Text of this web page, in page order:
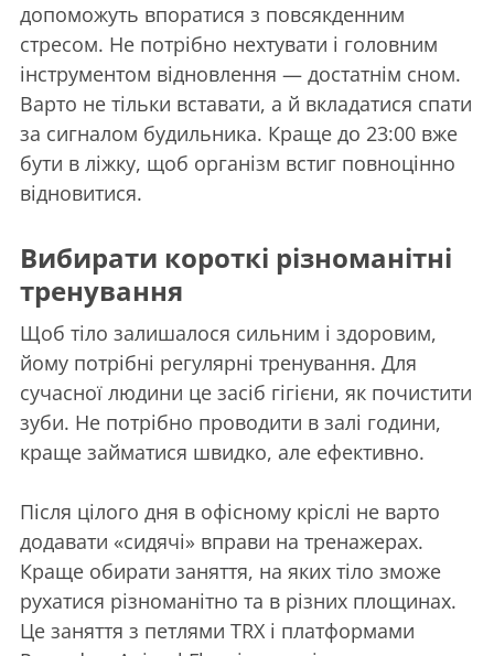
допоможуть впоратися з повсякденним
стресом. Не потрібно нехтувати і головним
інструментом відновлення — достатнім сном.
Варто не тільки вставати, а й вкладатися спати
за сигналом будильника. Краще до 23:00 вже
бути в ліжку, щоб організм встиг повноцінно
відновитися.
Вибирати короткі різноманітні
тренування
Щоб тіло залишалося сильним і здоровим,
йому потрібні регулярні тренування. Для
сучасної людини це засіб гігієни, як почистити
зуби. Не потрібно проводити в залі години,
краще займатися швидко, але ефективно.
Після цілого дня в офісному кріслі не варто
додавати «сидячі» вправи на тренажерах.
Краще обирати заняття, на яких тіло зможе
рухатися різноманітно та в різних площинах.
Це заняття з петлями TRX і платформами